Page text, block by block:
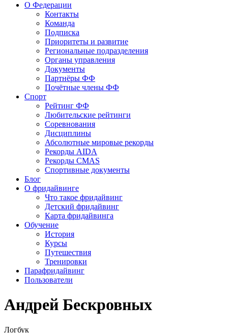
О Федерации
Контакты
Команда
Подписка
Приоритеты и развитие
Региональные подразделения
Органы управления
Документы
Партнёры ФФ
Почётные члены ФФ
Спорт
Рейтинг ФФ
Любительские рейтинги
Соревнования
Дисциплины
Абсолютные мировые рекорды
Рекорды AIDA
Рекорды CMAS
Спортивные документы
Блог
О фридайвинге
Что такое фридайвинг
Детский фридайвинг
Карта фридайвинга
Обучение
История
Курсы
Путешествия
Тренировки
Парафридайвинг
Пользователи
Андрей Бескровных
Логбук